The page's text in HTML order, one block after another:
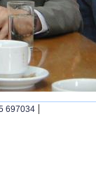
697034 |